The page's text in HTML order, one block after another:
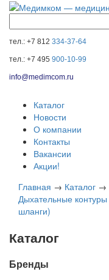
тел.: +7 812 334-37-64
тел.: +7 495 900-10-99
info@medimcom.ru
Каталог
Новости
О компании
Контакты
Вакансии
Акции!
Главная → Каталог →
Дыхательные контуры
шланги)
Каталог
Бренды